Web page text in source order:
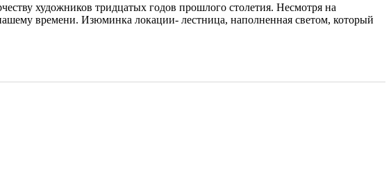
художников тридцатых годов прошлого столетия. Несмотря на
времени. Изюминка локации- лестница, наполненная светом, который